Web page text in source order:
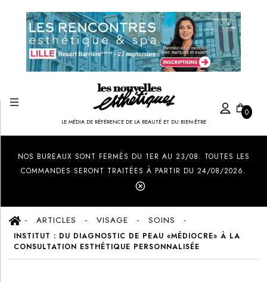
LE MÉDIA DE RÉFÉRENCE DE LA BEAUTÉ ET DU BIEN-ÊTRE
0
NOS BUREAUX SONT FERMÉS DU 1ER AU 23/08. TOUTES LES
COMMANDES SERONT TRAITÉES À PARTIR DU 24/08/2026.
ARTICLES VISAGE SOINS
INSTITUT : DU DIAGNOSTIC DE PEAU «MÉDIOCRE» À LA
CONSULTATION ESTHÉTIQUE PERSONNALISÉE